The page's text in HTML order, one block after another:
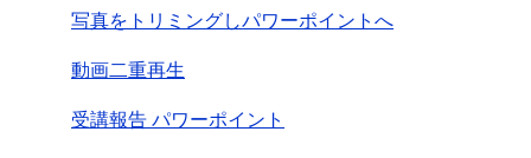
写真をトリミングしパワーポイントへ
動画二重再生
受講報告 パワーポイント